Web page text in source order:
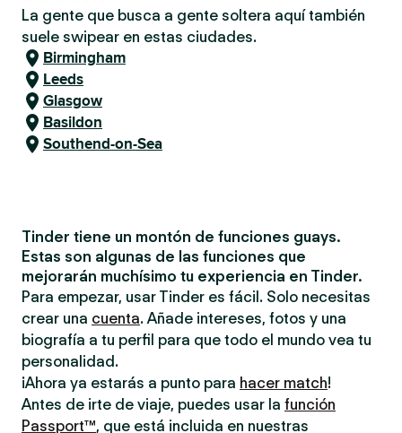
La gente que busca a gente soltera aquí también
suele swipear en estas ciudades.
Birmingham
Leeds
Glasgow
Basildon
Southend-on-Sea
Tinder tiene un montón de funciones guays.
Estas son algunas de las funciones que
mejorarán muchísimo tu experiencia en Tinder.
Para empezar, usar Tinder es fácil. Solo necesitas
crear una cuenta. Añade intereses, fotos y una
biografía a tu perfil para que todo el mundo vea tu
personalidad.
¡Ahora ya estarás a punto para hacer match!
Antes de irte de viaje, puedes usar la función
Passport™, que está incluida en nuestras